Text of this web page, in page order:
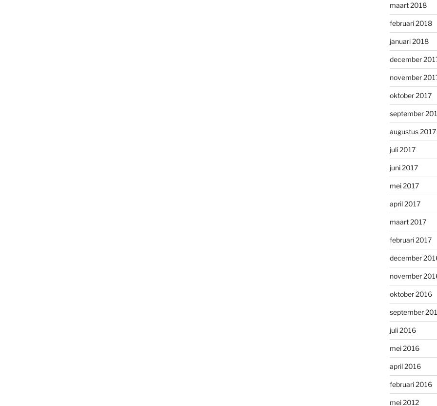
maart 2018
februari 2018
januari 2018
december
november
oktober 2017
september
augustus 2017
juli 2017
juni 2017
mei 2017
april 2017
maart 2017
februari 2017
december
november
oktober 2016
september
juli 2016
mei 2016
april 2016
februari 2016
mei 2012